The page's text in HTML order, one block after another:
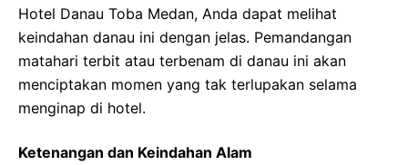
Hotel Danau Toba Medan, Anda dapat melihat
keindahan danau ini dengan jelas. Pemandangan
matahari terbit atau terbenam di danau ini akan
menciptakan momen yang tak terlupakan selama
menginap di hotel.
Ketenangan dan Keindahan Alam